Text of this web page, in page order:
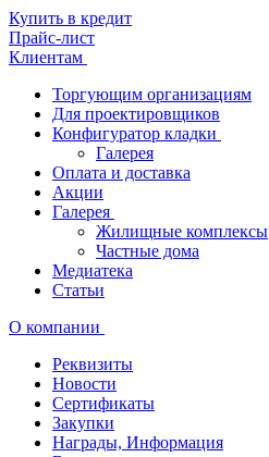
Купить в кредит
Прайс-лист
Клиентам
Торгующим организациям
Для проектировщиков
Конфигуратор кладки
Галерея
Оплата и доставка
Акции
Галерея
Жилищные комплексы
Частные дома
Медиатека
Статьи
О компании
Реквизиты
Новости
Сертификаты
Закупки
Награды, Информация